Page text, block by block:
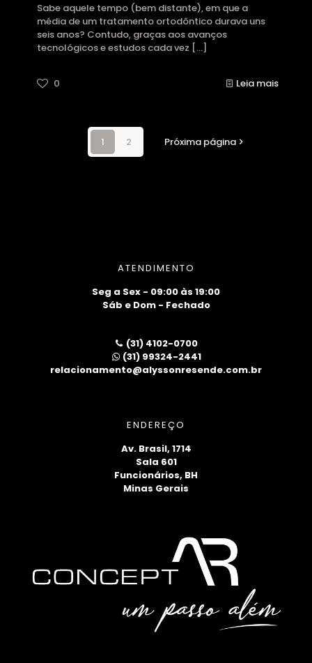
Sabe aquele tempo (bem distante), em que a
média de um tratamento ortodôntico durava uns
seis anos? Contudo, graças aos avanços
tecnológicos e estudos cada vez […]
0 Leia mais
1 2 Próxima página
ATENDIMENTO
Seg a Sex - 09:00 às 19:00
Sáb e Dom - Fechado
(31) 4102-0700
(31) 99324-2441
relacionamento@alyssonresende.com.br
ENDEREÇO
Av. Brasil, 1714
Sala 601
Funcionários, BH
Minas Gerais